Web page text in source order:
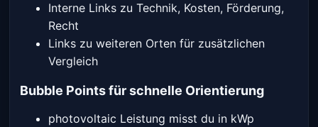
Interne Links zu Technik, Kosten, Förderung,
Recht
Links zu weiteren Orten für zusätzlichen
Vergleich
Bubble Points für schnelle Orientierung
photovoltaic Leistung misst du in kWp